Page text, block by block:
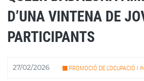
D’UNA VINTENA DE
PARTICIPANTS
27/02/2026 PROMOCIÓ DE L'OCUPACIÓ I